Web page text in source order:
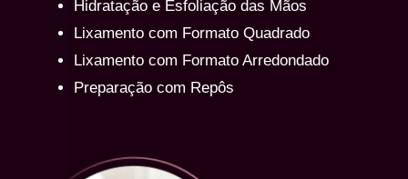
Hidratação e Esfoliação das Mãos
Lixamento com Formato Quadrado
Lixamento com Formato Arredondado
Preparação com Repôs